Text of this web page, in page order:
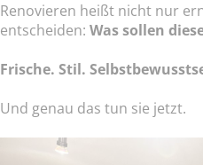
Renovieren heißt nicht nur
entscheiden: Was sollen
Frische. Stil.
Und genau das tun sie jetzt.